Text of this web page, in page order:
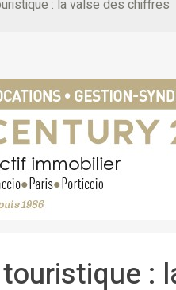
: la valse des chiffres
: